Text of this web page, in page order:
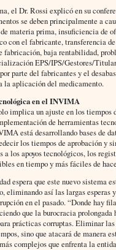
el Dr. Rossi explicó en su
se deben principalmente a
materia prima, insuficiencia de
con el fabricante, transferencia
fabricación, baja rentabilidad,
EPS/IPS/Gestores/
parte del fabricantes y el
la aplicación del medicamento.
en el INVIMA
implica un ajuste en los tiempos
de herramientas
está desarrollando bases de
los tiempos de aprobación y
a los apoyos tecnológicos, los
en tiempo y más fáciles de
espera que este nuevo sistema
eliminando así las largas esperas
en el pasado. “Donde hay
que la burocracia prolongada
prácticas corruptas. Eliminar
sino que atacará de manera
complejos que enfrenta la